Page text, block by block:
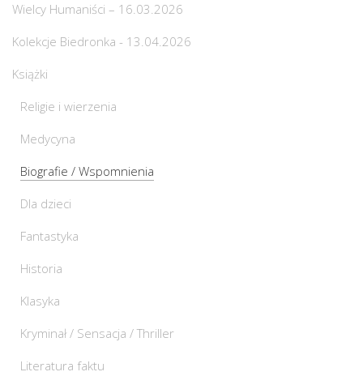
Wielcy Humaniści – 16.03.2026
Kolekcje Biedronka - 13.04.2026
Książki
Religie i wierzenia
Medycyna
Biografie / Wspomnienia
Dla dzieci
Fantastyka
Historia
Klasyka
Kryminał / Sensacja / Thriller
Literatura faktu